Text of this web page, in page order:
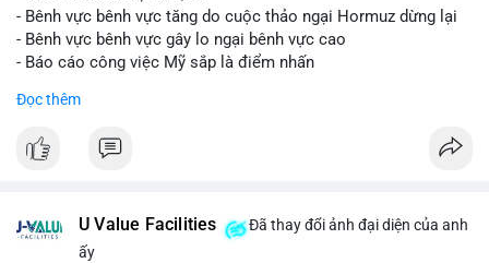
- Bênh vực bênh vực tăng do cuộc thảo ngại Hormuz dừng lại
- Bênh vực bênh vực gây lo ngại bênh vực cao
- Báo cáo công việc Mỹ sắp là điểm nhấn
$btc#btc
#vlikevn #titanbot
Đọc thêm
U Value Facilities
Đã thay đổi ảnh đại diện của anh
ấy